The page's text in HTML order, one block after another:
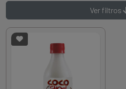
Ver filtros